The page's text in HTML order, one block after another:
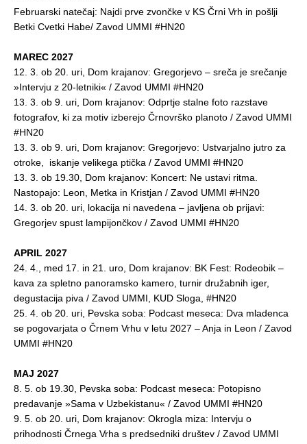
Februarski natečaj: Najdi prve zvončke v KS Črni Vrh in pošlji
Betki Cvetki Habe/ Zavod UMMI #HN20
MAREC 2027
12. 3. ob 20. uri, Dom krajanov: Gregorjevo – sreča je srečanje
»Intervju z 20-letniki« / Zavod UMMI #HN20
13. 3. ob 9. uri, Dom krajanov: Odprtje stalne foto razstave
fotografov, ki za motiv izberejo Črnovrško planoto / Zavod UMMI
#HN20
13. 3. ob 9. uri, Dom krajanov: Gregorjevo: Ustvarjalno jutro za
otroke, iskanje velikega ptička / Zavod UMMI #HN20
13. 3. ob 19.30, Dom krajanov: Koncert: Ne ustavi ritma.
Nastopajo: Leon, Metka in Kristjan / Zavod UMMI #HN20
14. 3. ob 20. uri, lokacija ni navedena – javljena ob prijavi:
Gregorjev spust lampijončkov / Zavod UMMI #HN20
APRIL 2027
24. 4., med 17. in 21. uro, Dom krajanov: BK Fest: Rodeobik –
kava za spletno panoramsko kamero, turnir družabnih iger,
degustacija piva / Zavod UMMI, KUD Sloga, #HN20
25. 4. ob 20. uri, Pevska soba: Podcast meseca: Dva mladenca
se pogovarjata o Črnem Vrhu v letu 2027 – Anja in Leon / Zavod
UMMI #HN20
MAJ 2027
8. 5. ob 19.30, Pevska soba: Podcast meseca: Potopisno
predavanje »Sama v Uzbekistanu« / Zavod UMMI #HN20
9. 5. ob 20. uri, Dom krajanov: Okrogla miza: Intervju o
prihodnosti Črnega Vrha s predsedniki društev / Zavod UMMI